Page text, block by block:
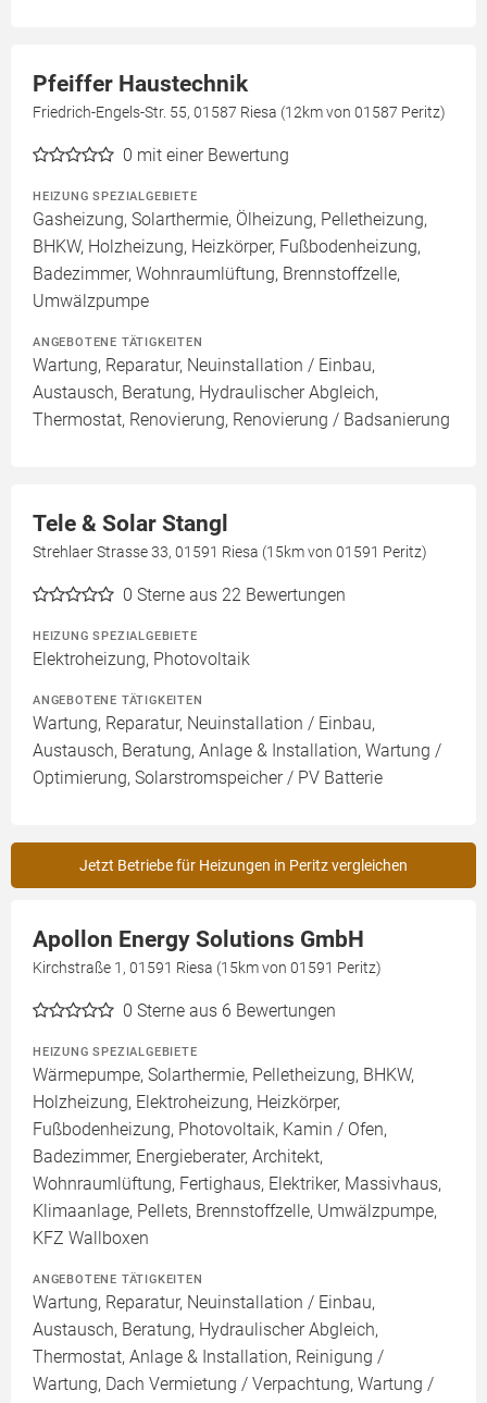
Pfeiffer Haustechnik
Friedrich-Engels-Str. 55, 01587 Riesa (12km von 01587 Peritz)
0 mit einer Bewertung
HEIZUNG SPEZIALGEBIETE
Gasheizung, Solarthermie, Ölheizung, Pelletheizung,
BHKW, Holzheizung, Heizkörper, Fußbodenheizung,
Badezimmer, Wohnraumlüftung, Brennstoffzelle,
Umwälzpumpe
ANGEBOTENE TÄTIGKEITEN
Wartung, Reparatur, Neuinstallation / Einbau,
Austausch, Beratung, Hydraulischer Abgleich,
Thermostat, Renovierung, Renovierung / Badsanierung
Tele & Solar Stangl
Strehlaer Strasse 33, 01591 Riesa (15km von 01591 Peritz)
0 Sterne aus 22 Bewertungen
HEIZUNG SPEZIALGEBIETE
Elektroheizung, Photovoltaik
ANGEBOTENE TÄTIGKEITEN
Wartung, Reparatur, Neuinstallation / Einbau,
Austausch, Beratung, Anlage & Installation, Wartung /
Optimierung, Solarstromspeicher / PV Batterie
Jetzt Betriebe für Heizungen in Peritz vergleichen
Apollon Energy Solutions GmbH
Kirchstraße 1, 01591 Riesa (15km von 01591 Peritz)
0 Sterne aus 6 Bewertungen
HEIZUNG SPEZIALGEBIETE
Wärmepumpe, Solarthermie, Pelletheizung, BHKW,
Holzheizung, Elektroheizung, Heizkörper,
Fußbodenheizung, Photovoltaik, Kamin / Ofen,
Badezimmer, Energieberater, Architekt,
Wohnraumlüftung, Fertighaus, Elektriker, Massivhaus,
Klimaanlage, Pellets, Brennstoffzelle, Umwälzpumpe,
KFZ Wallboxen
ANGEBOTENE TÄTIGKEITEN
Wartung, Reparatur, Neuinstallation / Einbau,
Austausch, Beratung, Hydraulischer Abgleich,
Thermostat, Anlage & Installation, Reinigung /
Wartung, Dach Vermietung / Verpachtung, Wartung /